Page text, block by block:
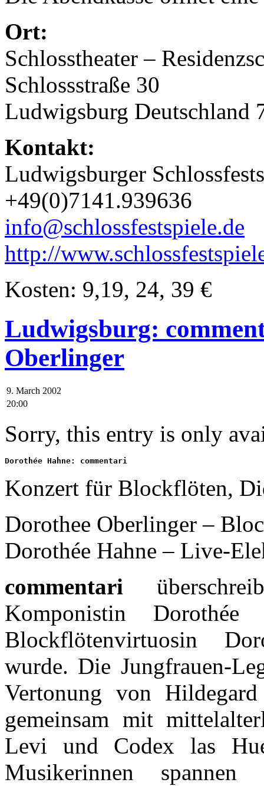
Ort:
Schlosstheater –
Schlossstraße 30
Ludwigsburg Deutschland
Kontakt:
Ludwigsburger
+49(0)7141.939636
info@schlossfestspiele.de
http://
Kosten: 9,19, 24, 39 €
Ludwigsburg:
Oberlinger
9. March 2002
20:00
Sorry, this entry is only
Dorothée Hahne: commentari
Konzert für Blockflöten,
Dorothee Oberlinger –
Dorothée Hahne – Live-
commentari
Komponistin
Blockflötenvirtuosin
wurde. Die Jungfrauen-
Vertonung von
gemeinsam mit
Levi und Codex las
Musikerinnen